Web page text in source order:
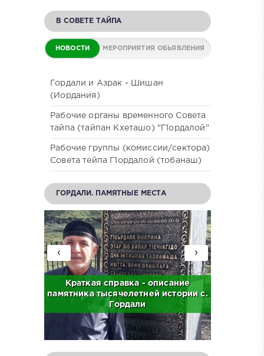
В СОВЕТЕ ТАЙПА
НОВОСТИ МЕРОПРИЯТИЯ ОБЬЯВЛЕНИЯ
Гордали и Азрак - Шишан
(Иордания)
Рабочие органы временного Совета
тайпа (тайпан Кхеташо) "Г1ордалой"
Рабочие группы (комиссии/сектора)
Совета тейпа Г1ордалой (тобанаш)
ГОРДАЛИ. ПАМЯТНЫЕ МЕСТА
Краткая справка - описание
памятника тысячелетней истории с.
Гордали
›
‹